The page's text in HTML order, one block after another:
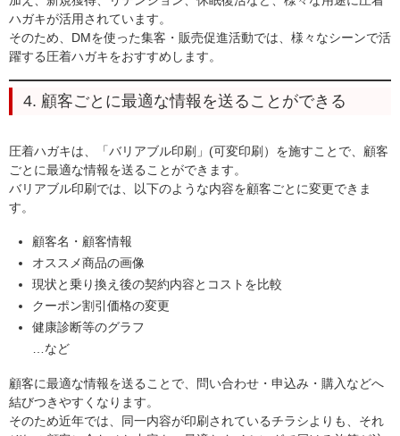
ハガキが活用されています。
そのため、DMを使った集客・販売促進活動では、様々なシーンで活
躍する圧着ハガキをおすすめします。
4. 顧客ごとに最適な情報を送ることができる
圧着ハガキは、「バリアブル印刷」(可変印刷）を施すことで、顧客
ごとに最適な情報を送ることができます。
バリアブル印刷では、以下のような内容を顧客ごとに変更できま
す。
顧客名・顧客情報
オススメ商品の画像
現状と乗り換え後の契約内容とコストを比較
クーポン割引価格の変更
健康診断等のグラフ
…など
顧客に最適な情報を送ることで、問い合わせ・申込み・購入などへ
結びつきやすくなります。
そのため近年では、同一内容が印刷されているチラシよりも、それ